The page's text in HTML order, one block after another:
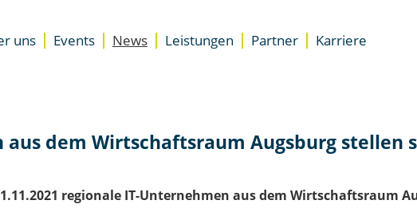
uns Events News Leistungen
DZ.S Coaching
Space
Partner Karriere
dem Wirtschaftsraum Augsburg stellen
regionale IT-Unternehmen aus dem Wirtschaftsraum